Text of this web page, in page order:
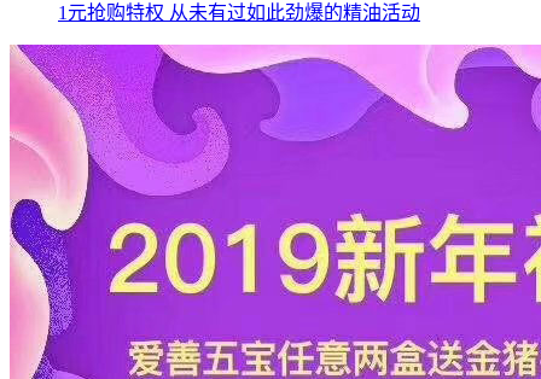
1元抢购特权 从未有过如此劲爆的精油活动